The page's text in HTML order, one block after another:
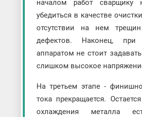
началом работ сварщику
убедиться в качестве
отсутствии на нем
дефектов. Наконец,
аппаратом не стоит
слишком высокое
На третьем этапе -
тока прекращается.
охлаждения металла